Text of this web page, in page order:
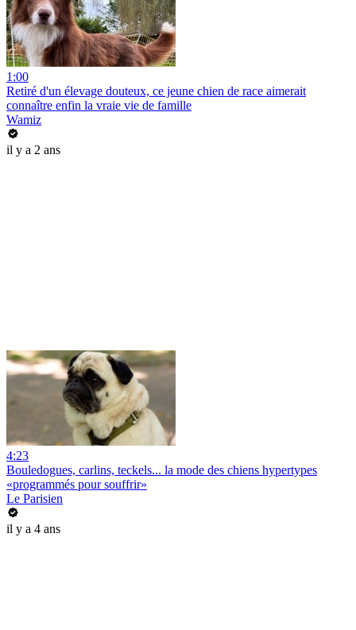
1:00
Retiré d'un élevage douteux, ce jeune chien de race aimerait
connaître enfin la vraie vie de famille
Wamiz
il y a 2 ans
4:23
Bouledogues, carlins, teckels... la mode des chiens hypertypes
«programmés pour souffrir»
Le Parisien
il y a 4 ans